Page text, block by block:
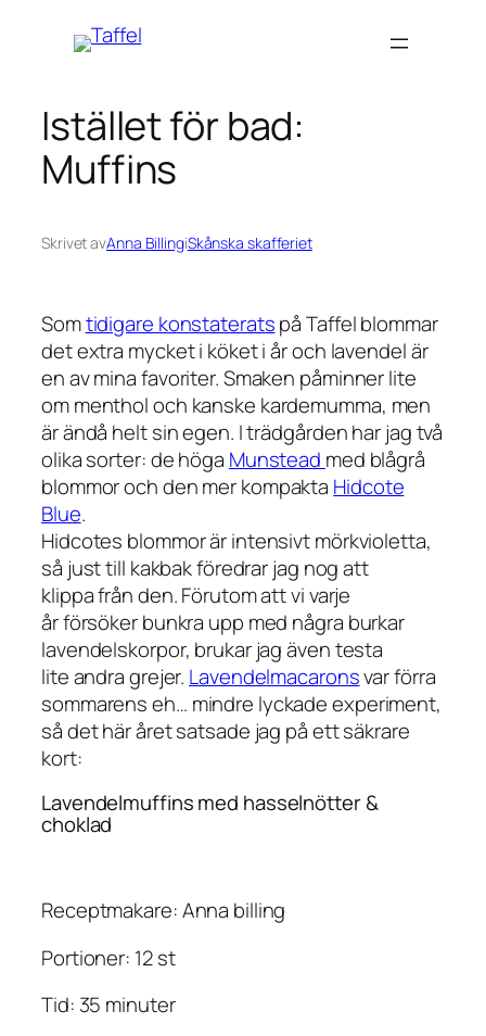
Istället för bad:
Muffins
Skrivet avAnna BillingiSkånska skafferiet
Somtidigare konstateratspå Taffel blommar
det extra mycket i köket i år och lavendel är
en av mina favoriter. Smaken påminner lite
om menthol och kanske kardemumma, men
är ändå helt sin egen. I trädgården har jag två
olika sorter: de höga Munstead med blågrå
blommor och den mer kompakta Hidcote
Blue.
Hidcotes blommor är intensivt mörkvioletta,
så just till kakbak föredrar jag nog att
klippa från den. Förutom att vi varje
år försöker bunkra upp med några burkar
lavendelskorpor, brukar jag även testa
lite andra grejer. Lavendelmacaronsvar förra
sommarens eh… mindre lyckade experiment,
så det här året satsade jag på ett säkrare
kort:
Lavendelmuffins med hasselnötter &
choklad
Receptmakare: Anna billing
Portioner: 12 st
Tid: 35 minuter